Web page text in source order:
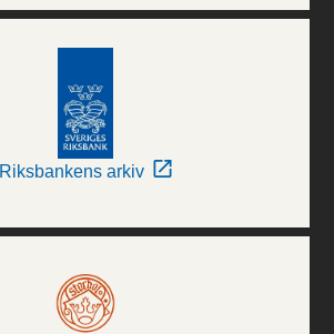
Riksbankens arkiv